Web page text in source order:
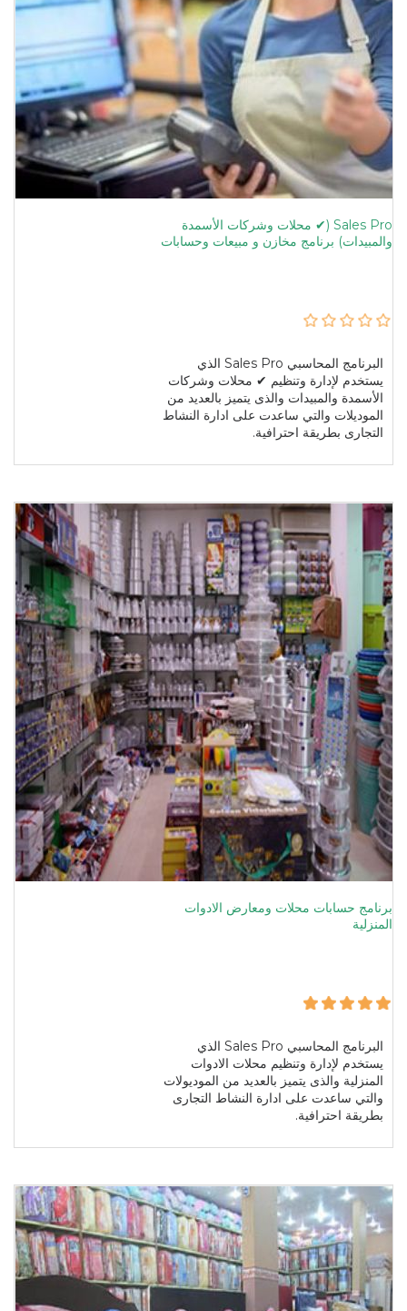
Sales Pro (✔ محلات وشركات الأسمدة
والمبيدات) برنامج مخازن و مبيعات وحسابات
البرنامج المحاسبي Sales Pro الذي
يستخدم لإدارة وتنظيم ✔ محلات وشركات
الأسمدة والمبيدات والذى يتميز بالعديد من
الموديلات والتي ساعدت على ادارة النشاط
التجارى بطريقة احترافية.
برنامج حسابات محلات ومعارض الادوات
المنزلية
البرنامج المحاسبي Sales Pro الذي
يستخدم لإدارة وتنظيم محلات الادوات
المنزلية والذى يتميز بالعديد من الموديولات
والتي ساعدت على ادارة النشاط التجارى
بطريقة احترافية.